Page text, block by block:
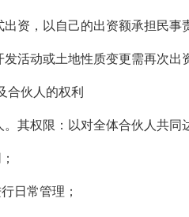
资，以自己的出资额承担民事
活动或土地性质变更需再次出
合伙人的权利
。其权限：以对全体合伙人共同
日常管理；